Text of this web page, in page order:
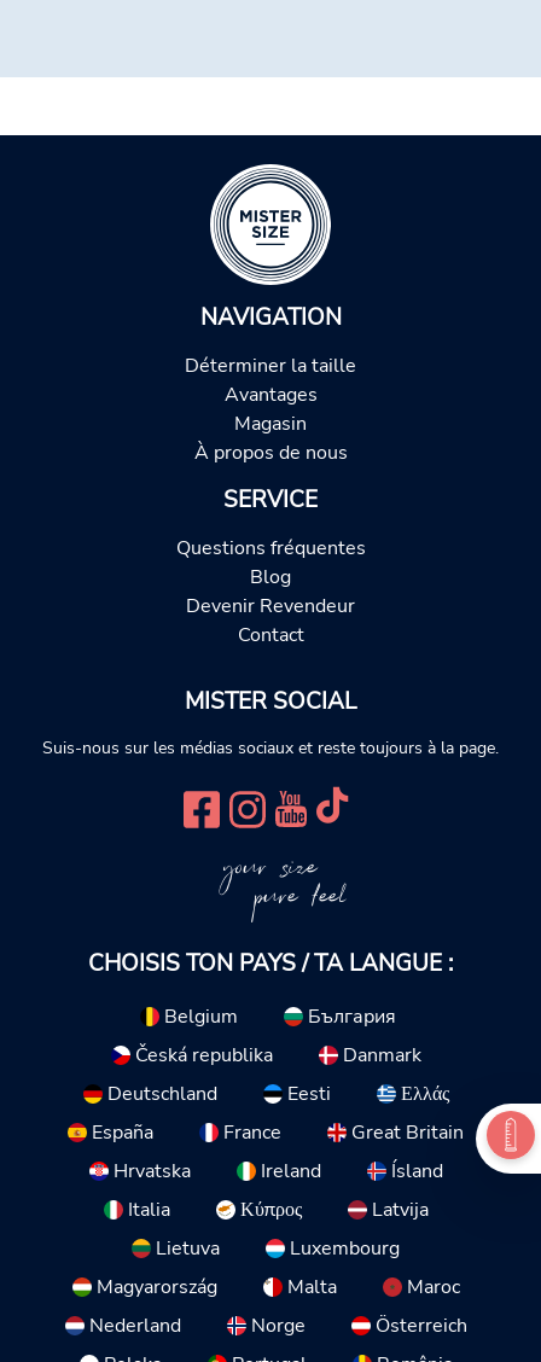
NAVIGATION
Déterminer la taille
Avantages
Magasin
À propos de nous
SERVICE
Questions fréquentes
Blog
Devenir Revendeur
Contact
MISTER SOCIAL
Suis-nous sur les médias sociaux et reste toujours à la page.
your size
pure feel
CHOISIS TON PAYS / TA LANGUE :
Belgium
България
Česká republika
Danmark
Deutschland
Eesti
Ελλάς
España
France
Great Britain
Hrvatska
Ireland
Ísland
Italia
Κύπρος
Latvija
Lietuva
Luxembourg
Magyarország
Malta
Maroc
Nederland
Norge
Österreich